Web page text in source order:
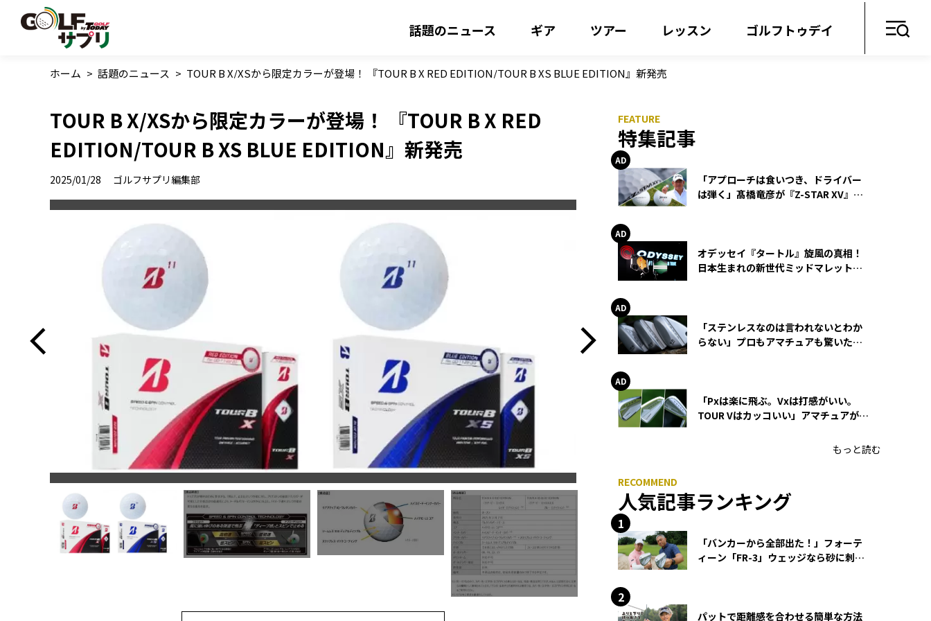
話題のニュース ギア ツアー レッスン ゴルフトゥデイ
ホーム > 話題のニュース > TOUR B X/XSから限定カラーが登場！ 『TOUR B X RED EDITION/TOUR B XS BLUE EDITION』新発売
TOUR B X/XSから限定カラーが登場！ 『TOUR B X RED
EDITION/TOUR B XS BLUE EDITION』新発売
2025/01/28 ゴルフサプリ編集部
特集記事
「アプローチは食いつき、ドライバー
は弾く」髙橋竜彦が『Z-STAR XV』を
オデッセイ『タートル』旋風の真相！
日本生まれの新世代ミッドマレットが
「ステンレスなのは言われないとわか
らない」プロもアマチュアも驚いた
「Pxは楽に飛ぶ。Vxは打感がいい。
TOUR Vはカッコいい」アマチュアが選
もっと読む
人気記事ランキング
「バンカーから全部出た！」フォーテ
ィーン「FR-3」ウェッジなら砂に刺さ
パットで距離感を合わせる簡単な方法